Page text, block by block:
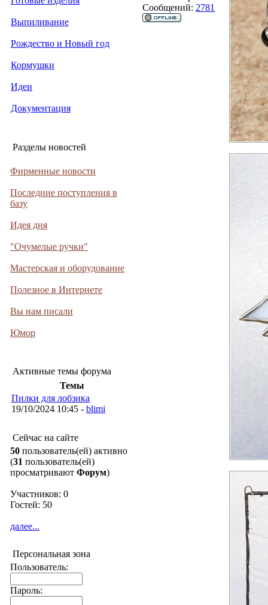
Выпиливание
Рождество и Новый год
Кормушки
Идеи
Документация
Разделы новостей
Фирменные новости
Последние поступления в
базу
Идея дня
"Очумелые ручки"
Мастерская и оборудование
Полезное в Интернете
Вы нам писали
Юмор
Активные темы форума
Темы
Пилки для лобзика
19/10/2024 10:45 - blimi
Сейчас на сайте
50 пользователь(ей) активно
(31 пользователь(ей)
просматривают Форум)
Участников: 0
Гостей: 50
далее...
Персональная зона
Пользователь:
Пароль:
Сообщений: 2781